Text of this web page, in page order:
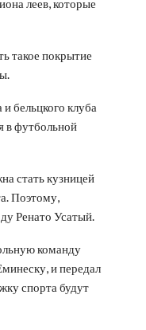
леев, которые
такое покрытие
бельцкого клуба
в футбольной
стать кузницей
Поэтому,
Ренато Усатый.
команду
и передал
спорта будут